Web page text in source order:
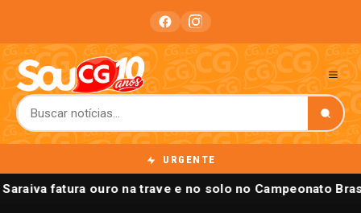
URGENTE
fatura ouro na trave e no solo no Campeonato